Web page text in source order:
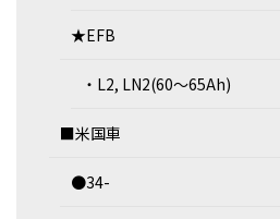
★EFB
・L2, LN2(60～65Ah)
■米国車
●34-